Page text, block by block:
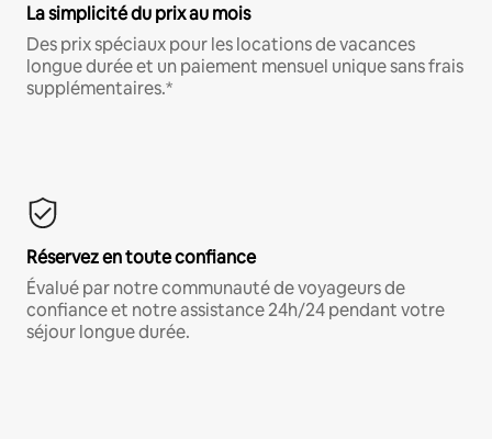
La simplicité du prix au mois
Des prix spéciaux pour les locations de vacances
longue durée et un paiement mensuel unique sans frais
supplémentaires.*
Réservez en toute confiance
Évalué par notre communauté de voyageurs de
confiance et notre assistance 24h/24 pendant votre
séjour longue durée.